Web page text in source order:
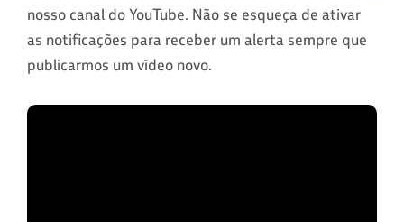
nosso canal do YouTube. Não se esqueça de ativar
as notificações para receber um alerta sempre que
publicarmos um vídeo novo.